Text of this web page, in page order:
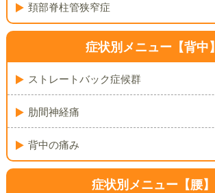
頚部脊柱管狭窄症
症状別メニュー【背中】
ストレートバック症候群
肋間神経痛
背中の痛み
症状別メニュー【腰】